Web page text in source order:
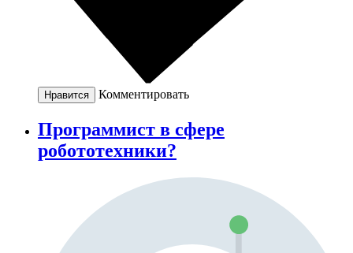
Нравится Комментировать
Программист в сфере
робототехники?